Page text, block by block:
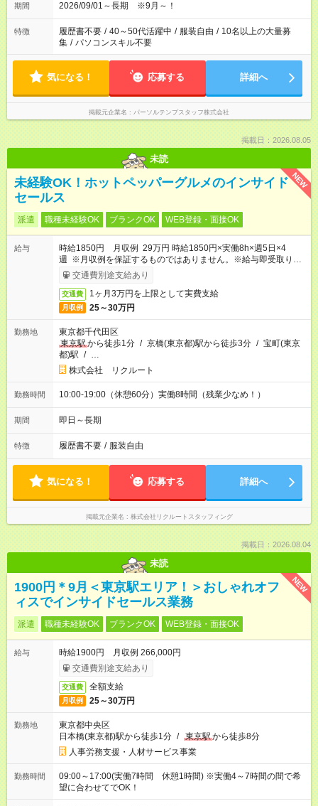
期間 2026/09/01～長期 ※9月～！
特徴 履歴書不要 / 40～50代活躍中 / 服装自由 / 10名以上の大量募
集 / パソコンスキル不要
気になる！ 応募する 詳細へ
掲載元企業名 パーソルテンプスタッフ株式会社
掲載日：2026.08.05
未読
NEW
未経験OK！ホットペッパーグルメのインサイド
セールス
派遣 職種未経験OK ブランクOK WEB登録・面接OK
給与
時給1850円 月収例 29万円 時給1850円×実働8h×週5日×4
週 ※月収例を保証するものではありません。※給与即受取りサ
ービス利用可（利用条件有）
交通費別途支給あり
交通費 1ヶ月3万円を上限として実費支給
月収例 25～30万円
勤務地
東京都千代田区
東京駅から徒歩1分 / 京橋(東京都)駅から徒歩3分 / 宝町(東京
都)駅 / …
株式会社 リクルート
勤務時間 10:00-19:00（休憩60分）実働8時間（残業少なめ！）
期間 即日～長期
特徴 履歴書不要 / 服装自由
気になる！ 応募する 詳細へ
掲載元企業名 株式会社リクルートスタッフィング
掲載日：2026.08.04
未読
NEW
1900円＊9月＜東京駅エリア！＞おしゃれオフ
ィスでインサイドセールス業務
派遣 職種未経験OK ブランクOK WEB登録・面接OK
給与
時給1900円 月収例 266,000円
交通費別途支給あり
交通費 全額支給
月収例 25～30万円
勤務地
東京都中央区
日本橋(東京都)駅から徒歩1分 / 東京駅から徒歩8分
人事労務支援・人材サービス事業
勤務時間
09:00～17:00(実働7時間 休憩1時間) ※実働4～7時間の間で希
望に合わせてでOK！